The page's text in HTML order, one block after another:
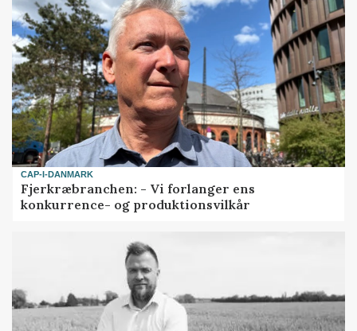
CAP-I-DANMARK
Fjerkræbranchen: - Vi forlanger ens
konkurrence- og produktionsvilkår